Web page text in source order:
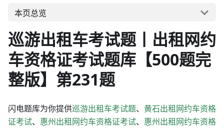
本页总览
巡游出租车考试题丨出租网约
车资格证考试题库【500题完
整版】第231题
闪电题库为你提供巡游出租车考试题、 黄石出租网约车资格
证考试、 惠州出租网约车资格证考试、 惠州出租网约车资格